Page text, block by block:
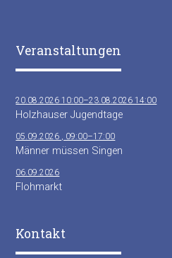
Veranstaltungen
20.08.2026 10:00–23.08.2026 14:00
Holzhauser Jugendtage
05.09.2026 , 09:00–17:00
Männer müssen Singen
06.09.2026
Flohmarkt
Kontakt